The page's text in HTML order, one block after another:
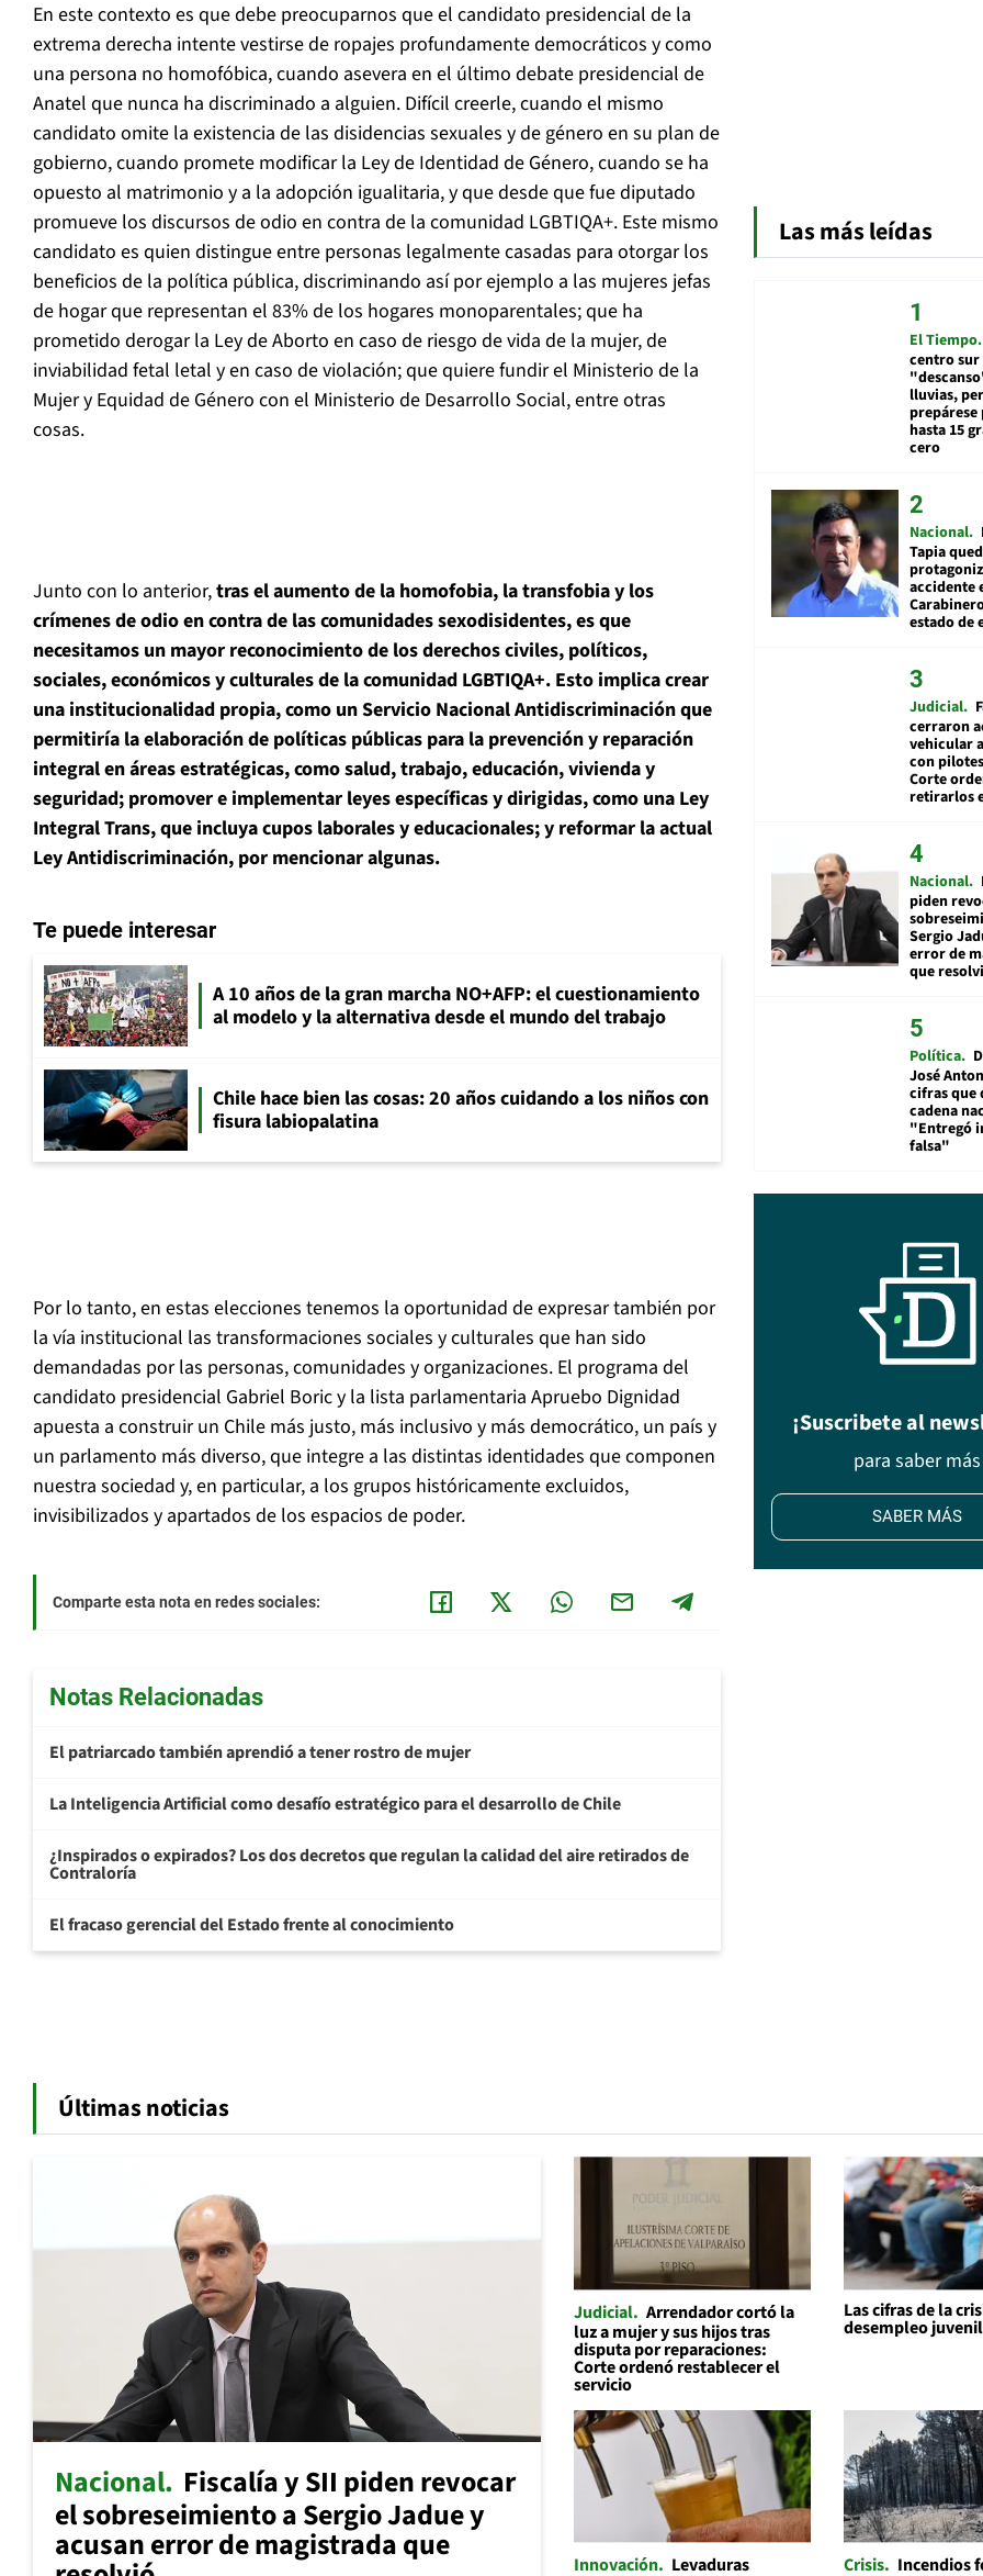
En este contexto es que debe preocuparnos que el candidato presidencial de la
extrema derecha intente vestirse de ropajes profundamente democráticos y como
una persona no homofóbica, cuando asevera en el último debate presidencial de
Anatel que nunca ha discriminado a alguien. Difícil creerle, cuando el mismo
candidato omite la existencia de las disidencias sexuales y de género en su plan de
gobierno, cuando promete modificar la Ley de Identidad de Género, cuando se ha
opuesto al matrimonio y a la adopción igualitaria, y que desde que fue diputado
promueve los discursos de odio en contra de la comunidad LGBTIQA+. Este mismo
candidato es quien distingue entre personas legalmente casadas para otorgar los
beneficios de la política pública, discriminando así por ejemplo a las mujeres jefas
de hogar que representan el 83% de los hogares monoparentales; que ha
prometido derogar la Ley de Aborto en caso de riesgo de vida de la mujer, de
inviabilidad fetal letal y en caso de violación; que quiere fundir el Ministerio de la
Mujer y Equidad de Género con el Ministerio de Desarrollo Social, entre otras
cosas.
Junto con lo anterior,tras el aumento de la homofobia, la transfobia y los
crímenes de odio en contra de las comunidades sexodisidentes, es que
necesitamos un mayor reconocimiento de los derechos civiles, políticos,
sociales, económicos y culturales de la comunidad LGBTIQA+. Esto implica crear
una institucionalidad propia, como un Servicio Nacional Antidiscriminación que
permitiría la elaboración de políticas públicas para la prevención y reparación
integral en áreas estratégicas, como salud, trabajo, educación, vivienda y
seguridad; promover e implementar leyes específicas y dirigidas, como una Ley
Integral Trans, que incluya cupos laborales y educacionales; y reformar la actual
Ley Antidiscriminación, por mencionar algunas.
Te puede interesar
A 10 años de la gran marcha NO+AFP: el cuestionamiento
al modelo y la alternativa desde el mundo del trabajo
Chile hace bien las cosas: 20 años cuidando a los niños con
fisura labiopalatina
Por lo tanto, en estas elecciones tenemos la oportunidad de expresar también por
la vía institucional las transformaciones sociales y culturales que han sido
demandadas por las personas, comunidades y organizaciones. El programa del
candidato presidencial Gabriel Boric y la lista parlamentaria Apruebo Dignidad
apuesta a construir un Chile más justo, más inclusivo y más democrático, un país y
un parlamento más diverso, que integre a las distintas identidades que componen
nuestra sociedad y, en particular, a los grupos históricamente excluidos,
invisibilizados y apartados de los espacios de poder.
Comparte esta nota en redes sociales:
Notas Relacionadas
El patriarcado también aprendió a tener rostro de mujer
La Inteligencia Artificial como desafío estratégico para el desarrollo de Chile
¿Inspirados o expirados? Los dos decretos que regulan la calidad del aire retirados de
Contraloría
El fracaso gerencial del Estado frente al conocimiento
Las más leídas
El Tiempo
centro
lluvias,
hasta 15
cero
Nacional
Tapia
accidente
estado de
Judicial
cerraron
vehicular
con
Corte
retirarlos
Nacional
piden
Sergio
error de
que
Política
José
cifras que
cadena
"Entregó
falsa"
¡Suscribete al
para saber más
SABER MÁS
Últimas noticias
Nacional Fiscalía y SII piden revocar
el sobreseimiento a Sergio Jadue y
acusan error de magistrada que
Judicial Arrendador cortó la
luz a mujer y sus hijos tras
disputa por reparaciones:
Corte ordenó restablecer el
servicio
Las cifras de la
desempleo juvenil
Innovación
Levaduras
Crisis Incendios